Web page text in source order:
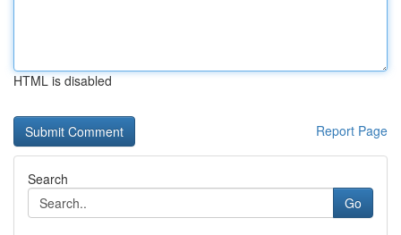
HTML is disabled
Report Page
Search
Go